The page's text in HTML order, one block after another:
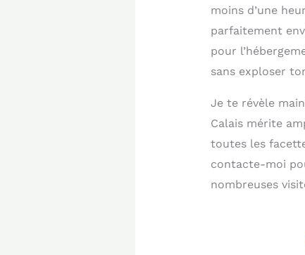
moins d’une
parfaitement
pour
sans exploser
Je te révèle
Calais mérite
toutes les
contacte-moi
nombreuses